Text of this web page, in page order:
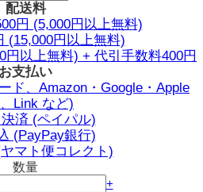
配送料
円 (5,000円以上無料)
(15,000円以上無料)
円以上無料) + 代引手数料400円
お支払い
ド、Amazon・Google・Apple
Link など)
済 (ペイパル)
(PayPay銀行)
マト便コレクト)
数量
+